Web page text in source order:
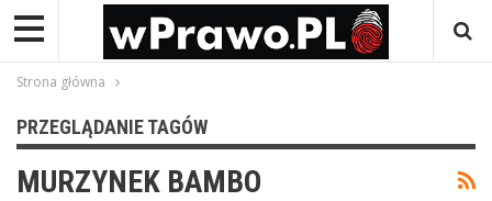
Strona główna
PRZEGLĄDANIE TAGÓW
MURZYNEK BAMBO